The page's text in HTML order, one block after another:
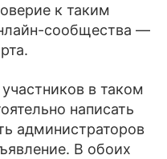
к таким
сообщества —
в таком
написать
администраторов
В обоих